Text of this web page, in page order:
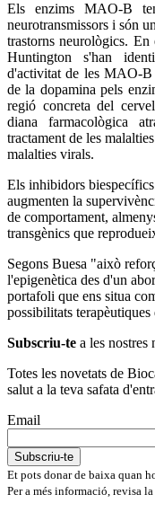
Els enzims MAO-B
neurotransmissors i són
trastorns neurològics.
Huntington s'han
d'activitat de les MAO-B
de la dopamina pels
regió concreta del
diana farmacològica
tractament de les
malalties virals.
Els inhibidors
augmenten la
de comportament,
transgènics que
Segons Buesa "això
l'epigenètica des d'un
portafoli que ens situa
possibilitats
Subscriu-te a les nostres
Totes les novetats de
salut a la teva safata
Email
Et pots donar de baixa quan
Per a més informació, revisa